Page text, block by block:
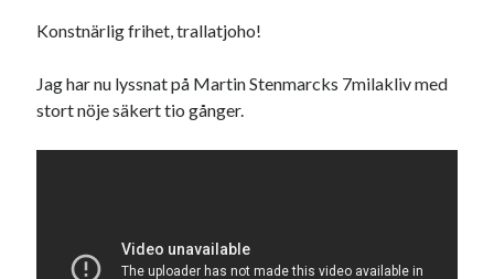
Konstnärlig frihet, trallatjoho!
Jag har nu lyssnat på Martin Stenmarcks 7milakliv med
stort nöje säkert tio gånger.